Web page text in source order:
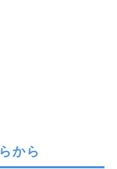
から